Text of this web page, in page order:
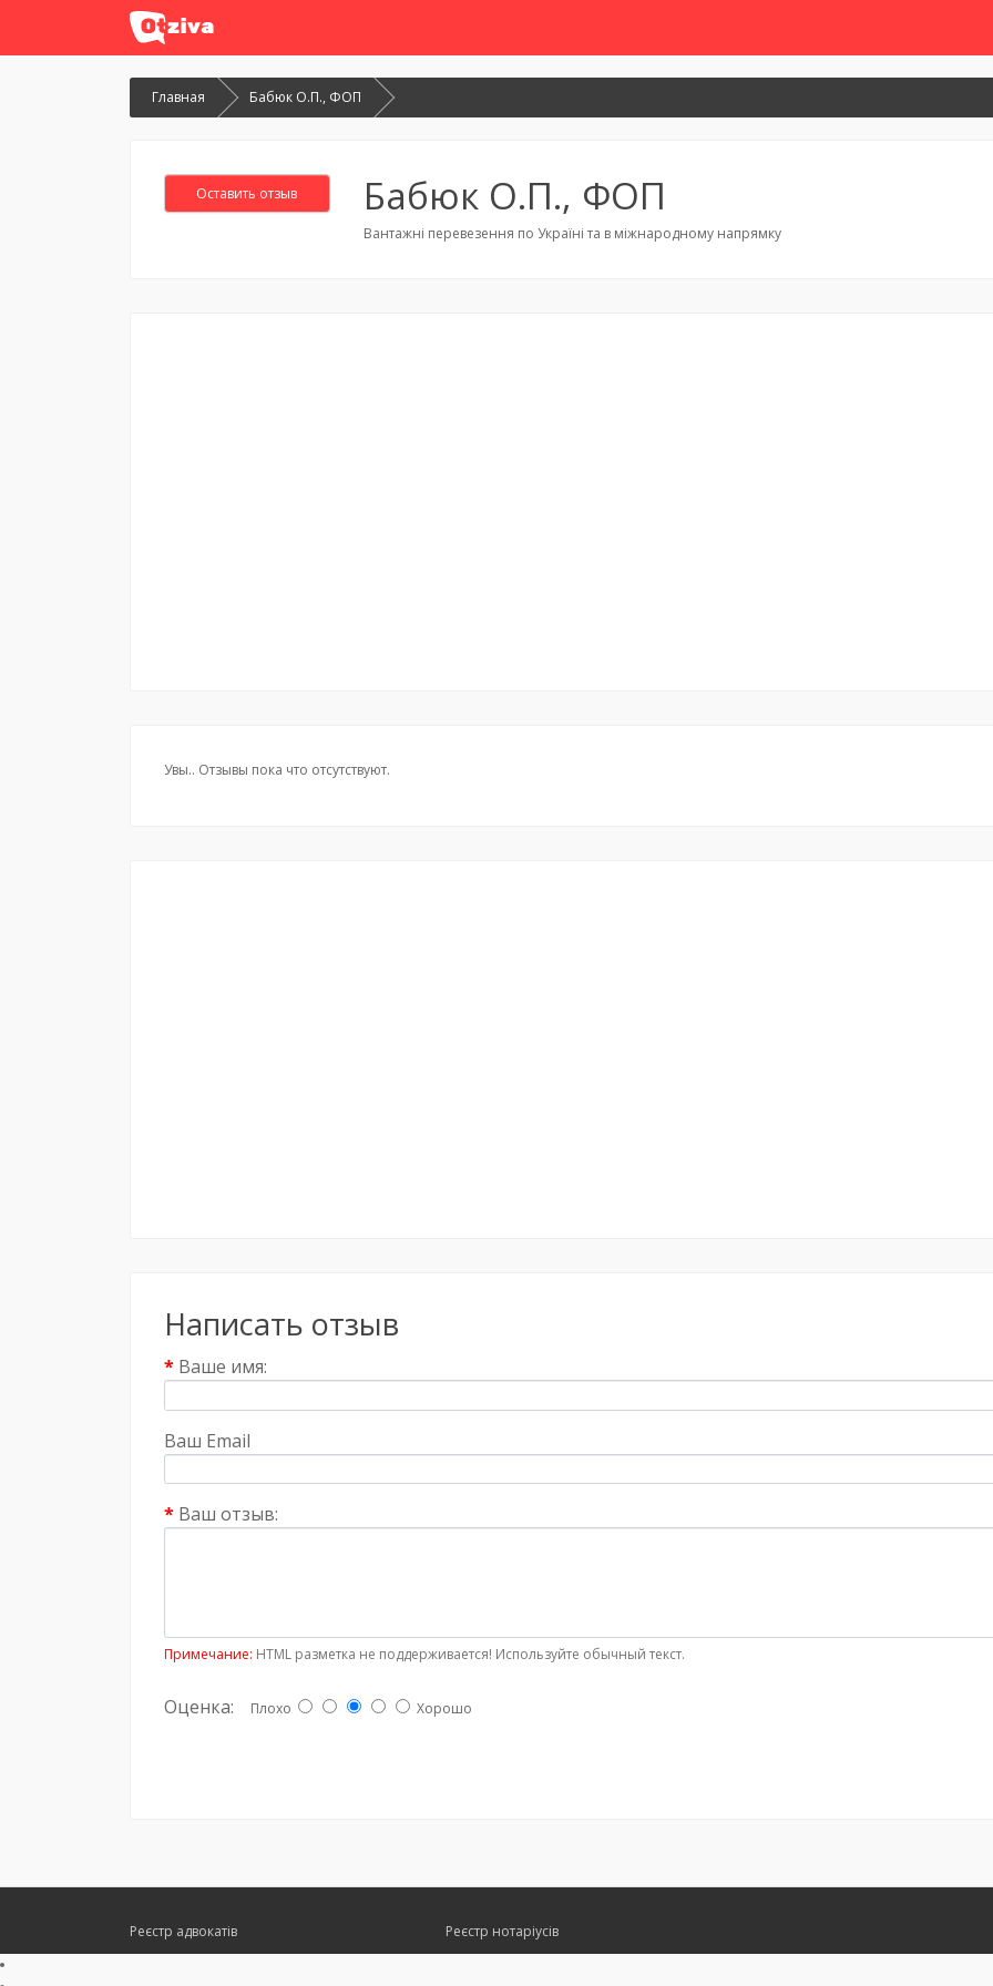
Главная Бабюк О.П., ФОП
Оставить отзыв Бабюк О.П., ФОП
Вантажні перевезення по Україні та в міжнародному напрямку
Увы.. Отзывы пока что отсутствуют.
Написать отзыв
Ваше имя:
Ваш Email
Ваш отзыв:
Примечание: HTML разметка не поддерживается! Используйте обычный текст.
Оценка: Плохо Хорошо
Реєстр адвокатів Реєстр нотаріусів